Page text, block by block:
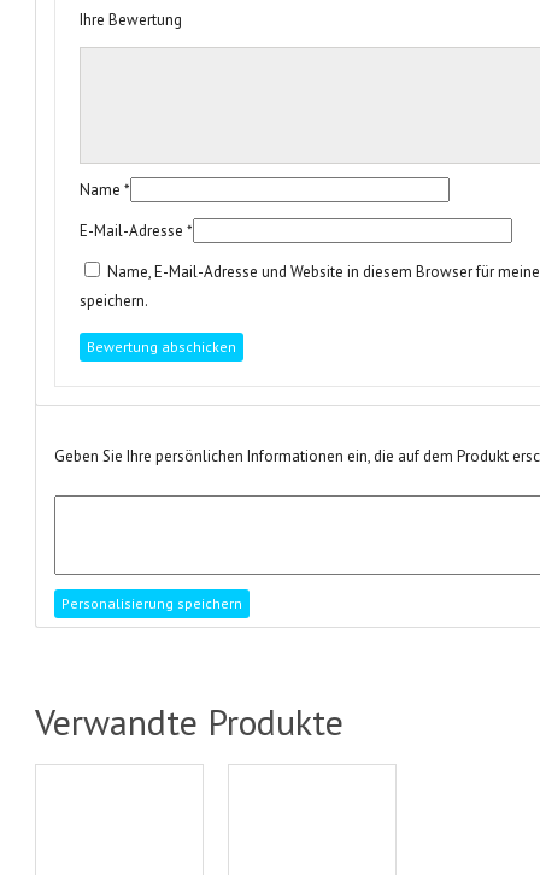
Ihre Bewertung
Name *
E-Mail-Adresse *
Name, E-Mail-Adresse und Website in diesem Browser für
speichern.
Geben Sie Ihre persönlichen Informationen ein, die auf dem Produkt
Verwandte Produkte